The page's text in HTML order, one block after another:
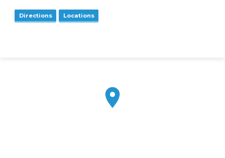
Directions Locations